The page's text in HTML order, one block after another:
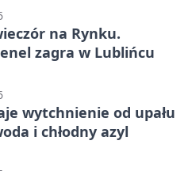
na Rynku.
zagra w Lublińcu
wytchnienie od upału
i chłodny azyl